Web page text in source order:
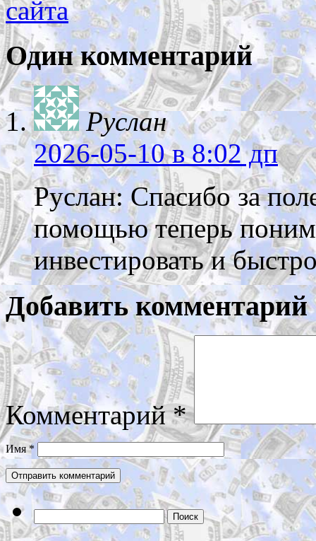
сайта
Один комментарий
Руслан
2026-05-10в 8:02 дп
Руслан: Спасибо за
помощью теперь
инвестировать и
Добавить комментарий
Комментарий*
Имя*